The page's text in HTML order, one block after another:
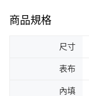
商品規格
尺寸
表布
內填